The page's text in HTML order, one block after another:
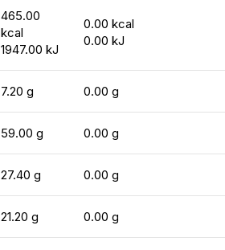
465.00
kcal
1947.00 kJ
0.00 kcal
0.00 kJ
7.20 g 0.00 g
59.00 g 0.00 g
27.40 g 0.00 g
21.20 g 0.00 g